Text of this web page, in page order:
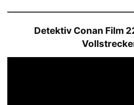
Detektiv Conan Film